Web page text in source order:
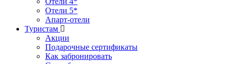
Отели 5*
Апарт-отели
Туристам
Акции
Подарочные сертификаты
Как забронировать